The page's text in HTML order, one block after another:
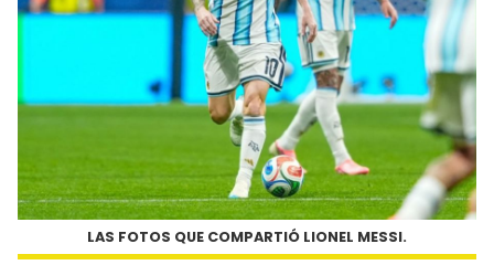
LAS FOTOS QUE COMPARTIÓ LIONEL MESSI.